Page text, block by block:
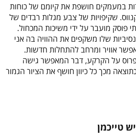
במעמקים חושפת את קיומם של כוחות
שקיפויות של צבע מגלות רבדים של
פוסק מועבר על ידי משיכות המכחול.
שלו משקפים את ההוויה בה אני
אוויר ומרחב להתחלות חדשות.
פרוס על הקרקע, דבר המאפשר גישה
מכך כל כיוון חושף את הציור הגמור
טייכמן